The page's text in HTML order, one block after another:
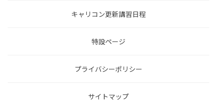
キャリコン更新講習日程
特設ページ
プライバシーポリシー
サイトマップ